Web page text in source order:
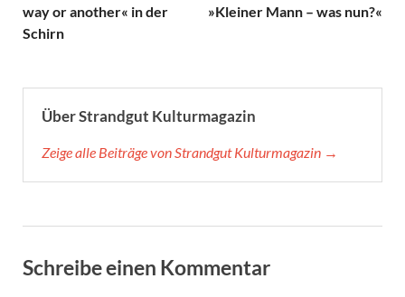
way or another« in der
Schirn
»Kleiner Mann – was nun?«
Über Strandgut Kulturmagazin
Zeige alle Beiträge von Strandgut Kulturmagazin →
Schreibe einen Kommentar